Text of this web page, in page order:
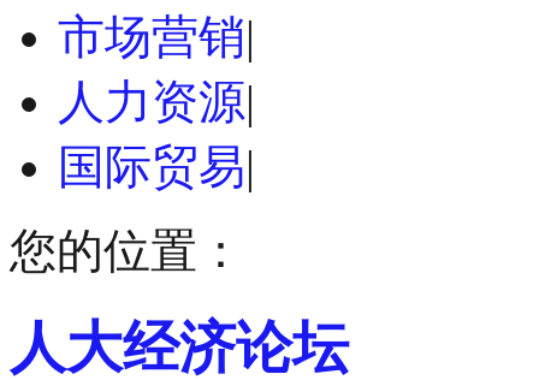
市场营销|
人力资源|
国际贸易|
您的位置：
人大经济论坛